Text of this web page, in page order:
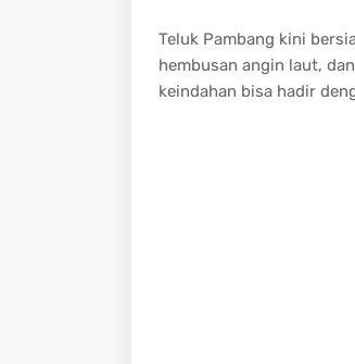
Teluk Pambang kini
hembusan angin laut,
keindahan bisa hadir